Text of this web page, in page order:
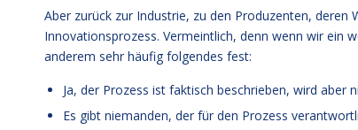
Aber zurück zur Industrie, zu den Produzenten,
Innovationsprozess. Vermeintlich, denn wenn wir ein
anderem sehr häufig folgendes fest:
Ja, der Prozess ist faktisch beschrieben, wird aber
Es gibt niemanden, der für den Prozess